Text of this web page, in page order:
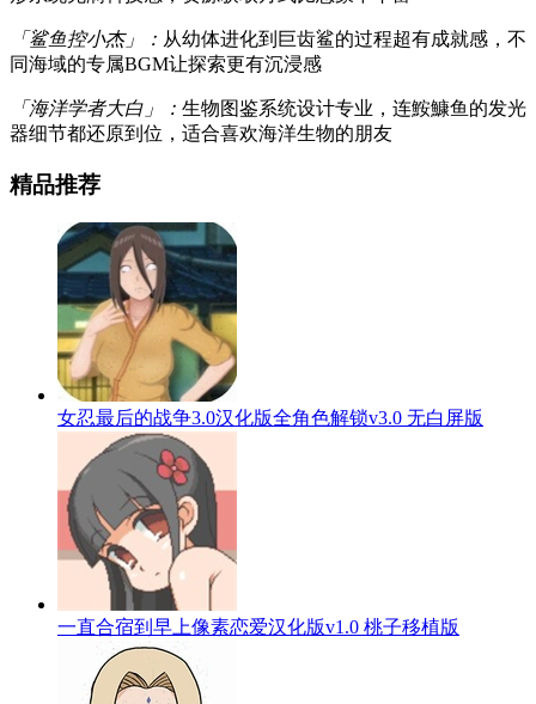
「鲨鱼控小杰」： 从幼体进化到巨齿鲨的过程超有成就感，不
同海域的专属BGM让探索更有沉浸感
「海洋学者大白」： 生物图鉴系统设计专业，连鮟鱇鱼的发光
器细节都还原到位，适合喜欢海洋生物的朋友
精品推荐
女忍最后的战争3.0汉化版全角色解锁v3.0 无白屏版
一直合宿到早上像素恋爱汉化版v1.0 桃子移植版